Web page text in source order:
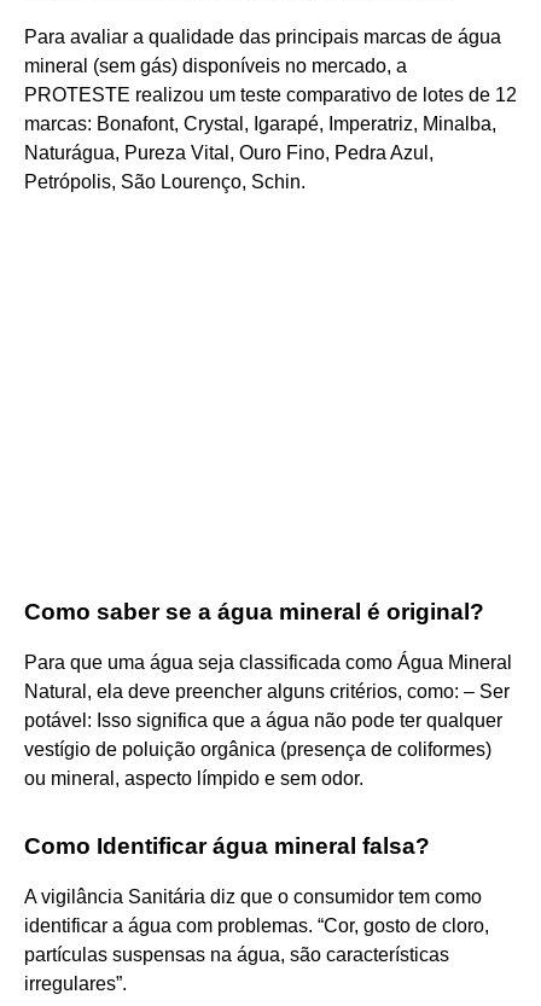
Para avaliar a qualidade das principais marcas de água
mineral (sem gás) disponíveis no mercado, a
PROTESTE realizou um teste comparativo de lotes de 12
marcas: Bonafont, Crystal, Igarapé, Imperatriz, Minalba,
Naturágua, Pureza Vital, Ouro Fino, Pedra Azul,
Petrópolis, São Lourenço, Schin.
Como saber se a água mineral é original?
Para que uma água seja classificada como Água Mineral
Natural, ela deve preencher alguns critérios, como: – Ser
potável: Isso significa que a água não pode ter qualquer
vestígio de poluição orgânica (presença de coliformes)
ou mineral, aspecto límpido e sem odor.
Como Identificar água mineral falsa?
A vigilância Sanitária diz que o consumidor tem como
identificar a água com problemas. “Cor, gosto de cloro,
partículas suspensas na água, são características
irregulares”.